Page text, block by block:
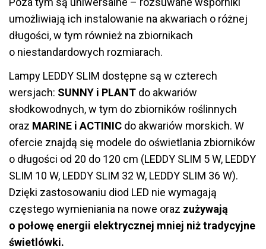
umożliwiają ich instalowanie na akwariach o różnej
długości, w tym również na zbiornikach
o niestandardowych rozmiarach.
Lampy LEDDY SLIM dostępne są w czterech
wersjach: SUNNY i PLANT do akwariów
słodkowodnych, w tym do zbiorników roślinnych
oraz MARINE i ACTINIC do akwariów morskich. W
ofercie znajdą się modele do oświetlania zbiorników
o długości od 20 do 120 cm (LEDDY SLIM 5 W, LEDDY
SLIM 10 W, LEDDY SLIM 32 W, LEDDY SLIM 36 W).
Dzięki zastosowaniu diod LED nie wymagają
częstego wymieniania na nowe oraz zużywają
o połowę energii elektrycznej mniej niż tradycyjne
świetlówki.